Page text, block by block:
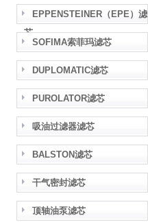
EPPENSTEINER（EPE）滤
芯
SOFIMA索菲玛滤芯
DUPLOMATIC滤芯
PUROLATOR滤芯
吸油过滤器滤芯
BALSTON滤芯
干气密封滤芯
顶轴油泵滤芯